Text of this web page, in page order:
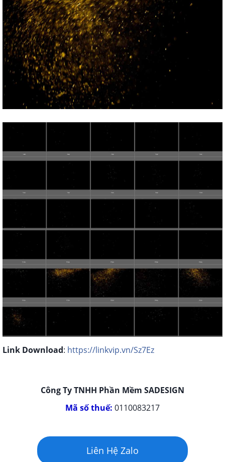
Link Download: https://linkvip.vn/Sz7Ez
Công Ty TNHH Phần Mềm SADESIGN
Mã số thuế: 0110083217
Liên Hệ Zalo